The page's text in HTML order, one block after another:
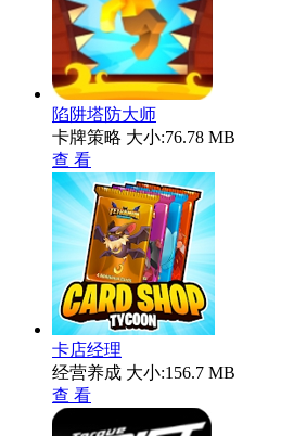
陷阱塔防大师
卡牌策略 大小:76.78 MB
查 看
卡店经理
经营养成 大小:156.7 MB
查 看